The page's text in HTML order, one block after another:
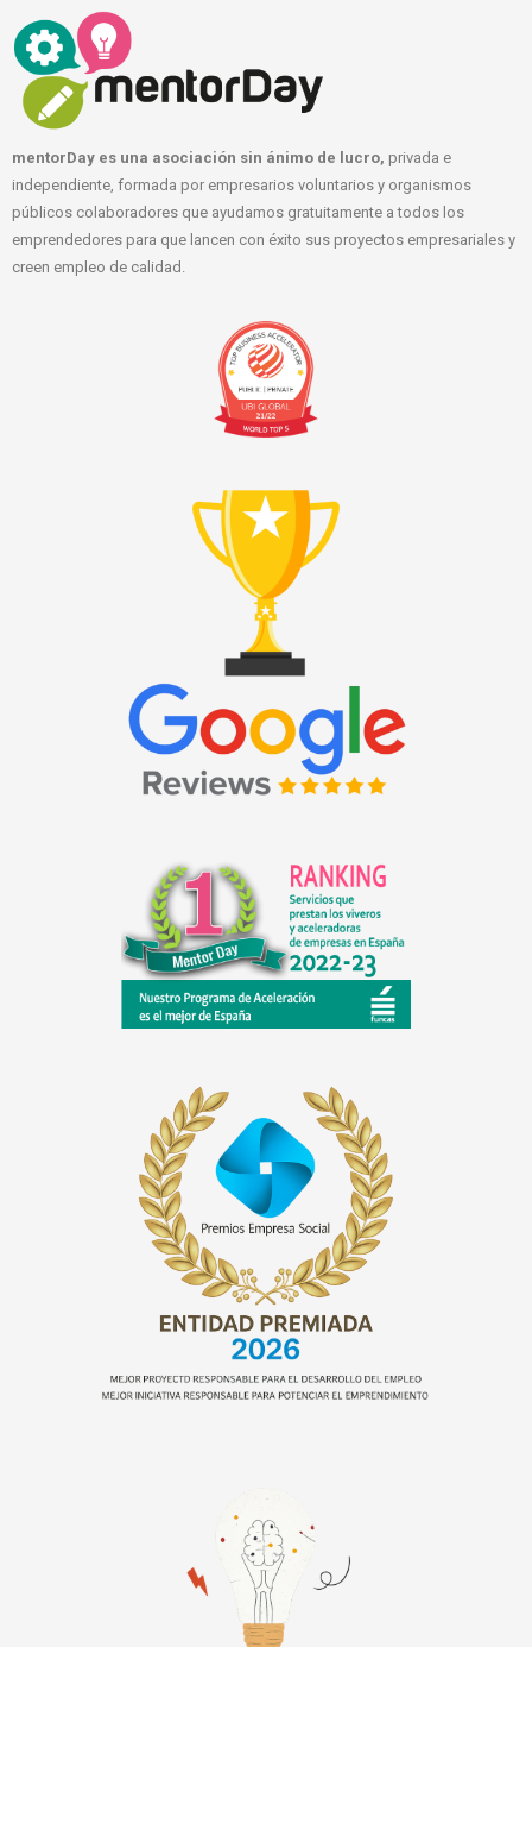
mentorDay es una asociación sin ánimo de lucro, privada e
independiente, formada por empresarios voluntarios y organismos
públicos colaboradores que ayudamos gratuitamente a todos los
emprendedores para que lancen con éxito sus proyectos empresariales y
creen empleo de calidad.